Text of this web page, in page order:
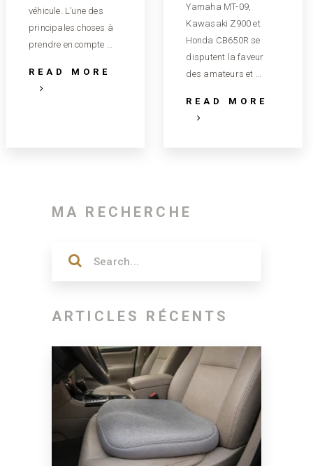
véhicule. L’une des
principales choses à
prendre en compte …
READ MORE
Yamaha MT-09,
Kawasaki Z900 et
Honda CB650R se
disputent la faveur
des amateurs et …
READ MORE
MA RECHERCHE
ARTICLES RÉCENTS